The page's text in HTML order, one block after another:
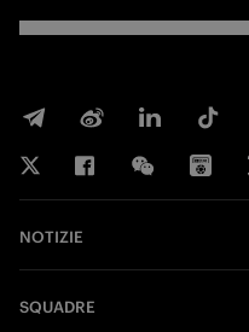
NOTIZIE
SQUADRE